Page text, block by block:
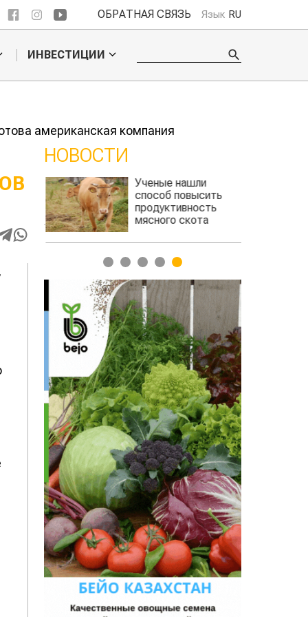
ОБРАТНАЯ СВЯЗЬ Язык RU
ИНВЕСТИЦИИ
американская компания
НОВОСТИ
Ученые нашли
способ повысить
продуктивность
мясного скота
1 2 3 4 5